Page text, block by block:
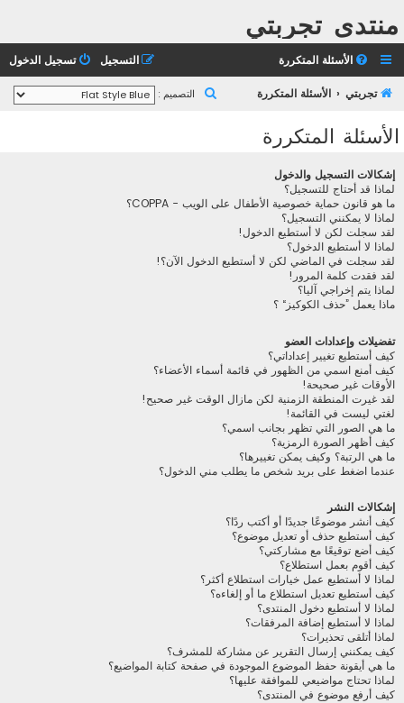
منتدى تجربتي
الأسئلة المتكررة تسجيل الدخول التسجيل
تجربتي الأسئلة المتكررة التصميم :
الأسئلة المتكررة
إشكالات التسجيل والدخول
لماذا قد أحتاج للتسجيل؟
ما هو قانون حماية خصوصية الأطفال على الويب - COPPA؟
لماذا لا يمكنني التسجيل؟
لقد سجلت لكن لا أستطيع الدخول!
لماذا لا أستطيع الدخول؟
لقد سجلت في الماضي لكن لا أستطيع الدخول الآن؟!
لقد فقدت كلمة المرور!
لماذا يتم إخراجي آليا؟
ماذا يعمل ”حذف الكوكيز“ ؟
تفضيلات وإعدادات العضو
كيف أستطيع تغيير إعداداتي؟
كيف أمنع اسمي من الظهور في قائمة أسماء الأعضاء؟
الأوقات غير صحيحة!
لقد غيرت المنطقة الزمنية لكن مازال الوقت غير صحيح!
لغتي ليست في القائمة!
ما هي الصور التي تظهر بجانب اسمي؟
كيف أظهر الصورة الرمزية؟
ما هي الرتبة؟ وكيف يمكن تغييرها؟
عندما اضغط على بريد شخص ما يطلب مني الدخول؟
إشكالات النشر
كيف أنشر موضوعًا جديدًا أو أكتب ردًا؟
كيف أستطيع حذف أو تعديل موضوع؟
كيف أضع توقيعًا مع مشاركتي؟
كيف أقوم بعمل استطلاع؟
لماذا لا أستطيع عمل خيارات استطلاع أكثر؟
كيف أستطيع تعديل استطلاع ما أو إلغاءه؟
لماذا لا أستطيع دخول المنتدى؟
لماذا لا أستطيع إضافة المرفقات؟
لماذا أتلقى تحذيرات؟
كيف يمكنني إرسال التقرير عن مشاركة للمشرف؟
ما هي أيقونة حفظ الموضوع الموجودة في صفحة كتابة المواضيع؟
لماذا تحتاج مواضيعي للموافقة عليها؟
كيف أرفع موضوع في المنتدى؟